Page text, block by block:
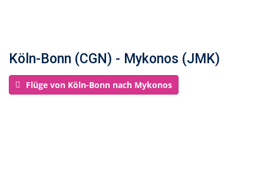
Köln-Bonn (CGN) - Mykonos (JMK)
Flüge von Köln-Bonn nach Mykonos